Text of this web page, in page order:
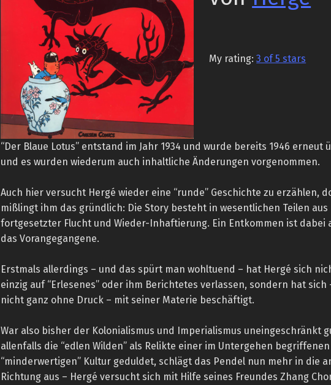
My rating:3 of 5 stars
“Der Blaue Lotus” entstand im Jahr 1934 und wurde bereits 1946 erneut
und es wurden wiederum auch inhaltliche Änderungen vorgenommen.
Auch hier versucht Hergé wieder eine “runde” Geschichte zu erzählen,
mißlingt ihm das gründlich: Die Story besteht in wesentlichen Teilen aus
fortgesetzter Flucht und Wieder-Inhaftierung. Ein Entkommen ist dabei
das Vorangegangene.
Erstmals allerdings – und das spürt man wohltuend – hat Hergé sich
einzig auf “Erlesenes” oder ihm Berichtetes verlassen, sondern hat sich
nicht ganz ohne Druck – mit seiner Materie beschäftigt.
War also bisher der Kolonialismus und Imperialismus uneingeschränkt
allenfalls die “edlen Wilden” als Relikte einer im Untergehen
“minderwertigen” Kultur geduldet, schlägt das Pendel nun mehr in die
Richtung aus – Hergé versucht sich mit Hilfe seines Freundes Zhang